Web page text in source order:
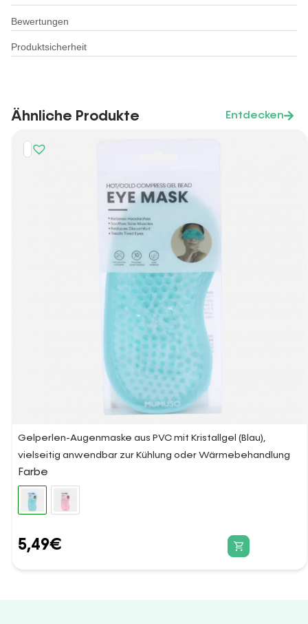
Bewertungen
Produktsicherheit
Ähnliche Produkte Entdecken
Gelperlen-Augenmaske aus PVC mit Kristallgel (Blau),
vielseitig anwendbar zur Kühlung oder Wärmebehandlung
Farbe
5,49€